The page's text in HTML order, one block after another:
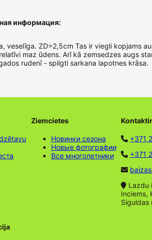
информация:
veselīga. ZD=2,5cm Tas ir viegli kopjams
maz ūdens. Arī kā zemsedzes augs
rudenī - spilgti sarkana lapotnes krāsa.
Ziemcietes
Новинки сезона
Новые фотографии
Все многолетники
+371
+371
Lazdu
Inciems,
Siguldas